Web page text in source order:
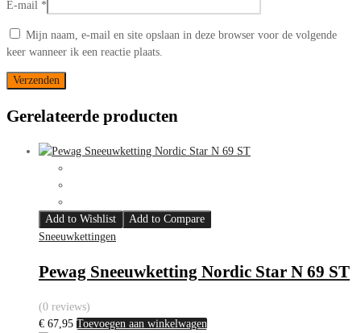
E-mail *
Mijn naam, e-mail en site opslaan in deze browser voor de volgende
keer wanneer ik een reactie plaats.
Gerelateerde producten
Add to Wishlist
Add to Compare
Sneeuwkettingen
Pewag Sneeuwketting Nordic Star N 69 ST
(0 reviews)
€ 67,95 Toevoegen aan winkelwagen